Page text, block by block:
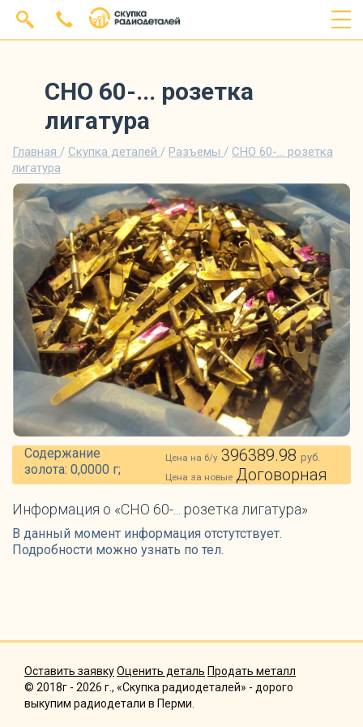
СНО 60-... розетка
лигатура
Главная / Скупка деталей / Разъемы / СНО 60-... розетка
лигатура
Содержание
золота: 0,0000 г;
Цена на б/у 396389.98руб.
Цена за новые Договорная
Информация о «СНО 60-... розетка лигатура»
В данный момент информация отстутствует.
Подробности можно узнать по тел.
Оставить заявкуОценить деталь Продать металл
© 2018г - 2026 г., «Скупка радиодеталей» - дорого
выкупим радиодетали в Перми.